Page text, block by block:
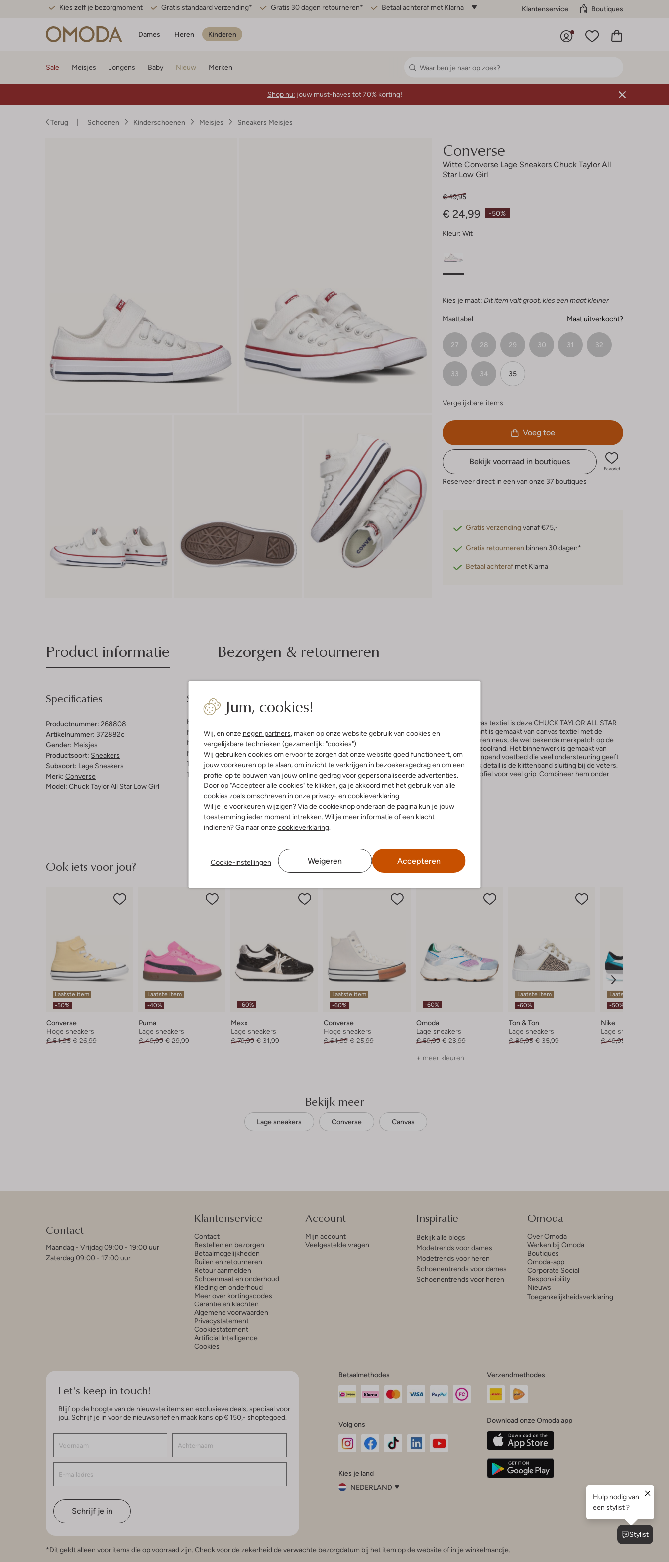
Kies zelf je bezorgmoment Gratis standaard verzending* Gratis 30 dagen retourneren* Betaal achteraf met Klarna Klantenservice Boutiques
Dames Heren Kinderen
Jum, cookies!
Wij, en onze negen partners, maken op onze website gebruik van cookies en
vergelijkbare technieken (gezamenlijk: "cookies").
Wij gebruiken cookies om ervoor te zorgen dat onze website goed functioneert, om
jouw voorkeuren op te slaan, om inzicht te verkrijgen in bezoekersgedrag en om een
profiel op te bouwen van jouw online gedrag voor gepersonaliseerde advertenties.
Door op "Accepteer alle cookies" te klikken, ga je akkoord met het gebruik van alle
cookies zoals omschreven in onze privacy- en cookieverklaring.
Wil je je voorkeuren wijzigen? Via de cookieknop onderaan de pagina kun je jouw
toestemming ieder moment intrekken. Wil je meer informatie of een klacht
indienen? Ga naar onzecookieverklaring.
Cookie-instellingen Weigeren Accepteren
Sale Meisjes Jongens Baby Nieuw Merken
Shop nu: jouw must-haves tot 70% korting!
Terug Schoenen Kinderschoenen Meisjes Sneakers Meisjes
Converse
Witte Converse Lage Sneakers Chuck Taylor All
Star Low Girl
-50%
€ 49,95
€ 24,99
Kleur: Wit
Kies je maat: Dit item valt groot, kies een maat kleiner
Maattabel Maat uitverkocht?
27 28 29 30 31 32
33 34 35
Vergelijkbare items
Voeg toe
Bekijk voorraad in boutiques
Favoriet
Reserveer direct in een van onze 37 boutiques
Gratis verzendingvanaf €75,-
Gratis retourneren binnen 30 dagen*
Betaal achteraf met Klarna
Product informatie Bezorgen & retourneren
Specificaties
Productnummer: 268808
Artikelnummer: 372882c
Gender: Meisjes
Productsoort: Sneakers
Subsoort: Lage Sneakers
Merk: Converse
Model: Chuck Taylor All Star Low Girl
Samenstelling & Pasvorm
Kleur:
Materiaal buitenkant:Canvas
Materiaal binnenkant:Textiel
Materiaal zool: Rubber
Type sluiting:Klittenband
Type neus:Ronde Neus
Nonchalante lage All Star sneaker in wit canvas textiel is deze CHUCK TAYLOR ALL STAR
sneaker van het merk Converse. De buitenkant is gemaakt van canvas textiel met de
welbekende converse details zoals de rubberen neus, de wel bekende merkpatch op de
zijkant en een rubber merklogo achterop de zoolrand. Het binnenwerk is gemaakt van
zacht mesh textiel met een uitneembaar, dempend voetbed die veel ondersteuning geeft
tijdens al je dagelijkse bezigheden. Extra leuk detail is de klittenband sluiting bij de veters.
De rubber zool is uitgevoerd met een grof profiel voor veel grip. Combineer hem onder
talloze outfits voor een retrolook.
Ook iets voor jou?
Laatste item
-50%
Converse
Hoge sneakers
€ 54,95 € 26,99
Laatste item
-40%
Puma
Lage sneakers
€ 49,99 € 29,99
-60%
Mexx
Lage sneakers
€ 79,99 € 31,99
Laatste item
-60%
Converse
Hoge sneakers
€ 64,99 € 25,99
-60%
Omoda
Lage sneakers
€ 59,99 € 23,99
+ meer kleuren
Laatste item
-60%
Ton & Ton
Lage sneakers
€ 89,95 € 35,99
Laatste item
-50%
Nike
Lage sneakers
€ 49,95
Bekijk meer
Lage sneakers Converse Canvas
Contact
Maandag - Vrijdag 09:00 - 19:00 uur
Zaterdag 09:00 - 17:00 uur
Klantenservice
Contact
Bestellen en bezorgen
Betaalmogelijkheden
Ruilen en retourneren
Retour aanmelden
Schoenmaat en onderhoud
Kleding en onderhoud
Meer over kortingscodes
Garantie en klachten
Algemene voorwaarden
Privacystatement
Cookiestatement
Artificial Intelligence
Cookies
Account
Mijn account
Veelgestelde vragen
Inspiratie
Bekijk alle blogs
Modetrends voor dames
Modetrends voor heren
Schoenentrends voor dames
Schoenentrends voor heren
Omoda
Over Omoda
Werken bij Omoda
Boutiques
Omoda-app
Corporate Social
Responsibility
Nieuws
Toegankelijkheidsverklaring
Let's keep in touch!
Blijf op de hoogte van de nieuwste items en exclusieve deals, speciaal voor
jou. Schrijf je in voor de nieuwsbrief en maak kans op € 150,- shoptegoed.
Schrijf je in
Betaalmethodes
Volg ons
InstagramFacebook
Kies je land
NEDERLAND
België (Nederlands)
Verzendmethodes
Download onze Omoda app
*Dit geldt alleen voor items die op voorraad zijn. Check voor de zekerheid de verwachte bezorgdatum bij het item op de website of in je winkelmandje.